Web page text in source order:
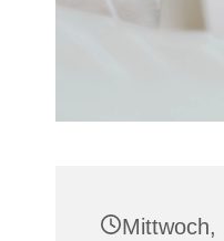
Mittwoch,